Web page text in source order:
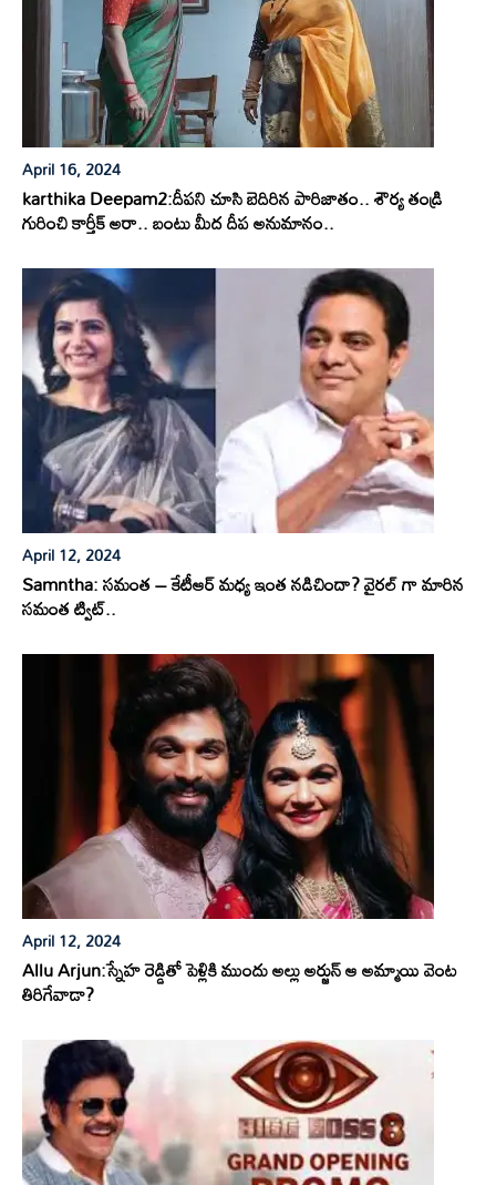
April 16, 2024
karthika Deepam2:దీపని చూసి బెదిరిన పారిజాతం.. శౌర్య తండ్రి
గురించి కార్తీక్ అరా.. బంటు మీద దీప అనుమానం..
April 12, 2024
Samntha: సమంత – కేటీఆర్ మధ్య ఇంత నడిచిందా? వైరల్ గా మారిన
సమంత ట్విట్..
April 12, 2024
Allu Arjun:స్నేహ రెడ్డితో పెళ్లికి ముందు అల్లు అర్జున్ ఆ అమ్మాయి వెంట
తిరిగేవాడా?